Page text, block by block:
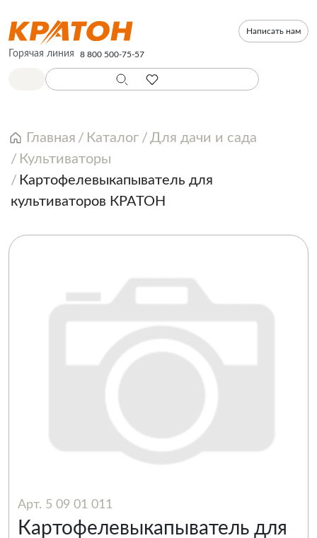
Написать нам
Горячая линия 8 800 500-75-57
Главная Каталог
Для дачи и сада
Культиваторы
Картофелевыкапыватель для
культиваторов КРАТОН
Арт. 5 09 01 011
Картофелевыкапыватель для